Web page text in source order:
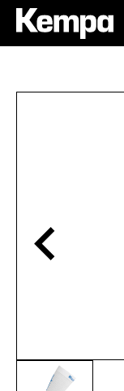
principal